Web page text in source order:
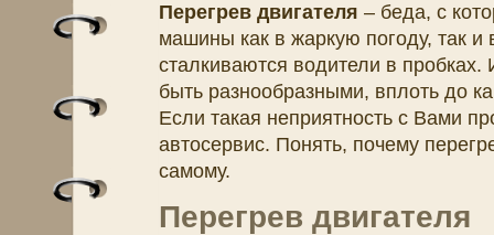
Перегрев двигателя – беда, с
машины как в жаркую погоду, так и
сталкиваются водители в пробках.
быть разнообразными, вплоть до
Если такая неприятность с Вами
автосервис. Понять, почему
самому.
Перегрев двигателя